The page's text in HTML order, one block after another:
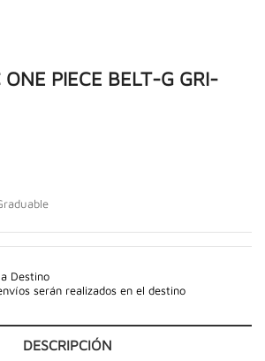
ONE PIECE BELT-G GRI-
Destino
serán realizados en el destino
DESCRIPCIÓN